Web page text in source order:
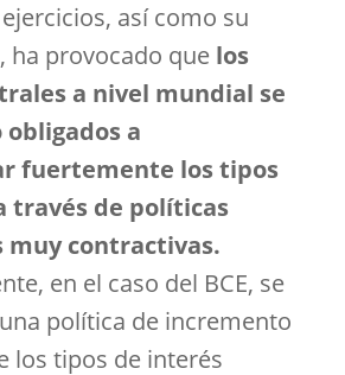
así como su
ha provocado que los
a nivel mundial se
a
fuertemente los tipos
través de políticas
muy contractivas.
en el caso del BCE, se
política de incremento
los tipos de interés